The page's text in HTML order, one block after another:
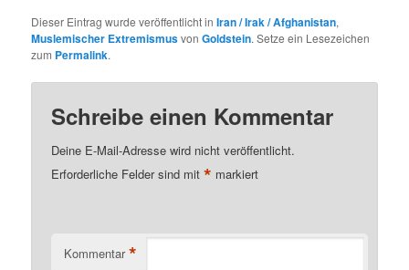
Dieser Eintrag wurde veröffentlicht inIran / Irak / Afghanistan,
Muslemischer ExtremismusvonGoldstein. Setze ein Lesezeichen
zum Permalink.
Schreibe einen Kommentar
Deine E-Mail-Adresse wird nicht veröffentlicht.
Erforderliche Felder sind mit* markiert
Kommentar *